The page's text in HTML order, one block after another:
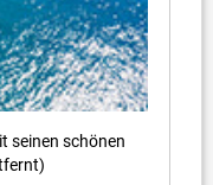
seinen schönen